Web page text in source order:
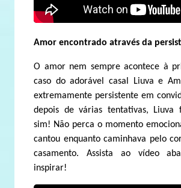
Amor encontrado através da
O amor nem sempre acontece à
caso do adorável casal Liuva e
extremamente persistente em
depois de várias tentativas, Liuva
sim! Não perca o momento
cantou enquanto caminhava pelo
casamento. Assista ao vídeo
inspirar!